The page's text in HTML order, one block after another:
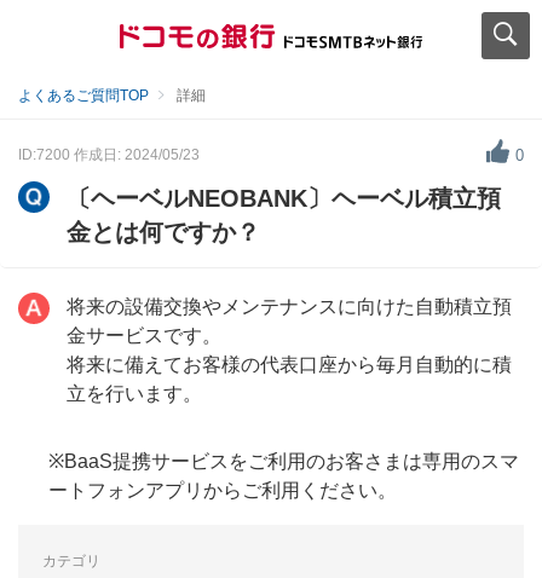
よくあるご質問TOP 詳細
ID:7200 作成日: 2024/05/23 0
〔ヘーベルNEOBANK〕ヘーベル積立預
金とは何ですか？
将来の設備交換やメンテナンスに向けた自動積立預
金サービスです。
将来に備えてお客様の代表口座から毎月自動的に積
立を行います。
※BaaS提携サービスをご利用のお客さまは専用のスマ
ートフォンアプリからご利用ください。
カテゴリ